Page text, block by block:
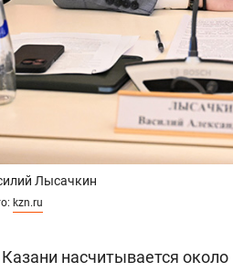
Лысачкин
kzn.ru
Казани насчитывается